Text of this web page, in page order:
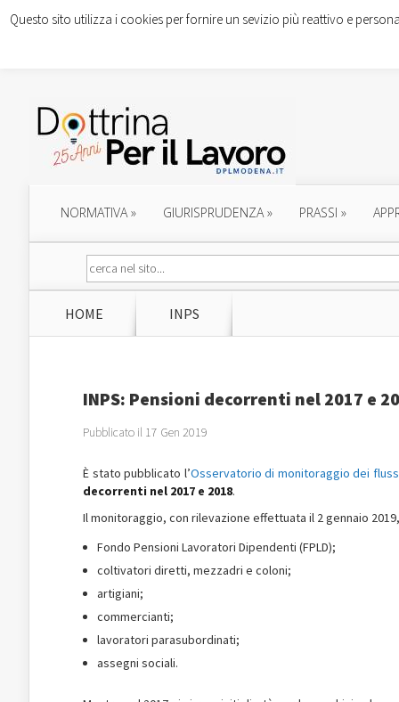
NORMATIVA» GIURISPRUDENZA» PRASSI »
HOME INPS
INPS: Pensioni decorrenti nel 2017 e
Pubblicato il 17 Gen 2019
È stato pubblicato l’Osservatorio di monitoraggio dei
decorrenti nel 2017 e 2018.
Il monitoraggio, con rilevazione effettuata il 2 gennaio
Fondo Pensioni Lavoratori Dipendenti (FPLD);
coltivatori diretti, mezzadri e coloni;
artigiani;
commercianti;
lavoratori parasubordinati;
assegni sociali.
Questo sito utilizza i cookies per fornire un sevizio più reattivo e